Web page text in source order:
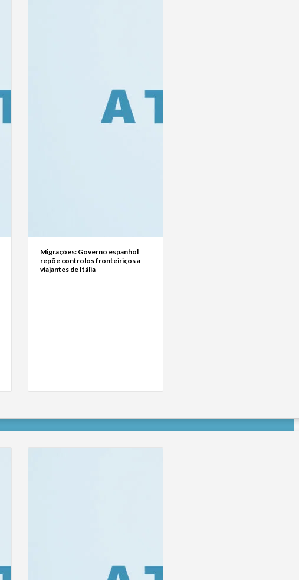
Migrações: Governo espanhol
repõe controlos fronteiriços a
viajantes de Itália